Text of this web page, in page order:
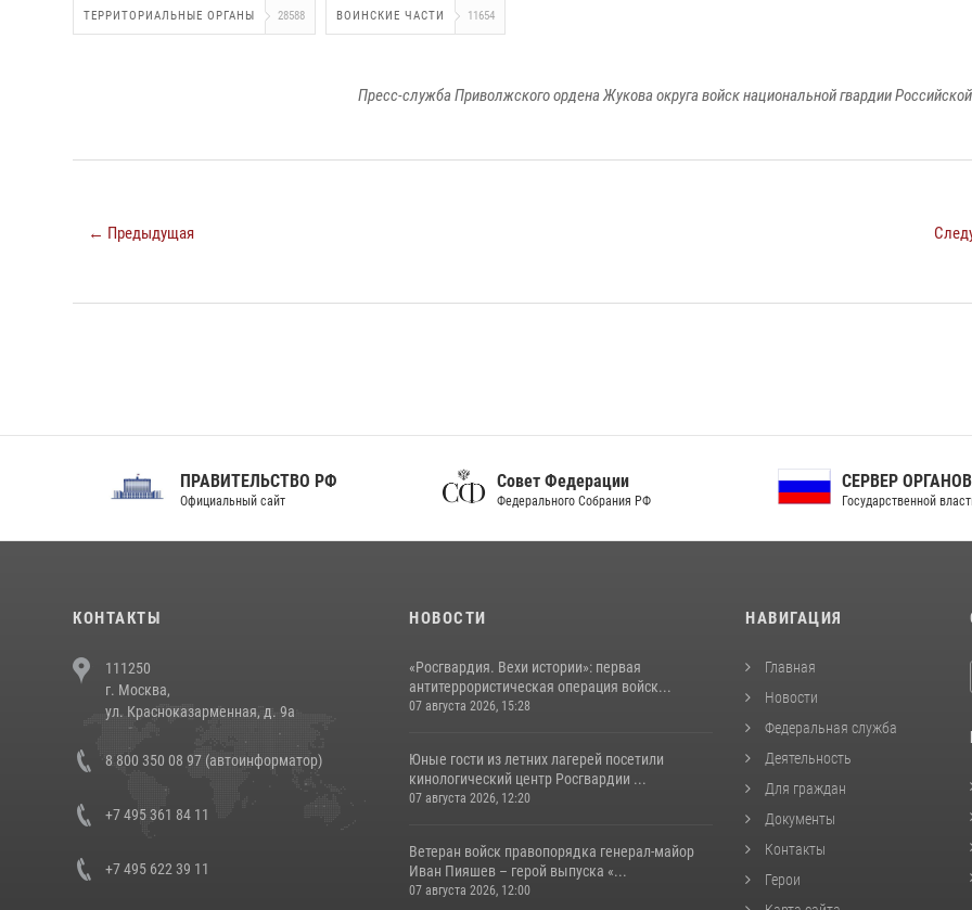
ТЕРРИТОРИАЛЬНЫЕ ОРГАНЫ 28588 ВОИНСКИЕ ЧАСТИ 11654
Пресс-служба Приволжского ордена Жукова округа войск национальной гвардии
← Предыдущая
ПРАВИТЕЛЬСТВО РФ
Официальный сайт
Совет Федерации
Федерального Собрания РФ
СЕРВЕР ОРГАНОВ
Государственной власти РФ
КОНТАКТЫ
111250
г. Москва,
ул. Красноказарменная, д. 9а
8 800 350 08 97 (автоинформатор)
+7 495 361 84 11
+7 495 622 39 11
НОВОСТИ
«Росгвардия. Вехи истории»: первая
антитеррористическая операция войск...
07 августа 2026, 15:28
Юные гости из летних лагерей посетили
кинологический центр Росгвардии ...
07 августа 2026, 12:20
Ветеран войск правопорядка генерал-майор
Иван Пияшев – герой выпуска «...
07 августа 2026, 12:00
НАВИГАЦИЯ
Главная
Новости
Федеральная служба
Деятельность
Для граждан
Документы
Контакты
Герои